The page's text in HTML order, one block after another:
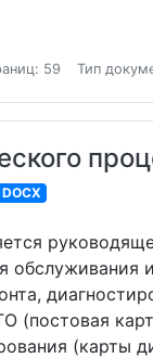
59 Тип
DOCX
обслуживания
(постовая
(карты